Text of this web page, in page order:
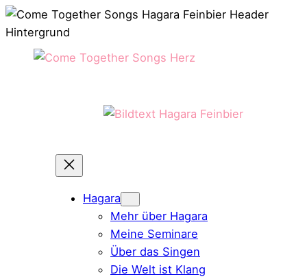
Hagara
Mehr über Hagara
Meine Seminare
Über das Singen
Die Welt ist Klang